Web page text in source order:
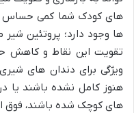
های کودک شما کمی حساس
ها وجود دارد؛ پروتئین
تقویت این نقاط و کاهش
ویژگی برای دندان های
هنوز کامل نشده باشند یا
های کوچک شده باشند، فوق